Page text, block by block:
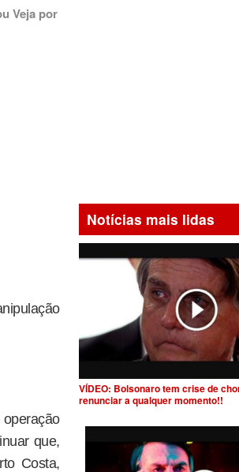
Veja por
que,
Costa,
Notícias mais lidas
VÍDEO: Bolsonaro tem crise de
renunciar a qualquer momento!!